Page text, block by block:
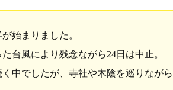
始まりました。
台風により残念ながら24日は中止。
中でしたが、寺社や木陰を巡りながら